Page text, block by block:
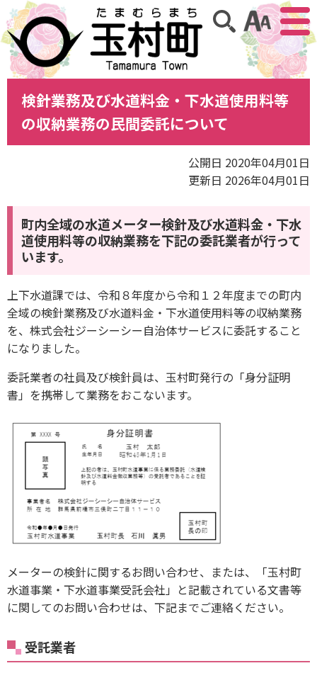
アクセ
サイト内検索
検針業務及び水道料金・下水道使用料等
の収納業務の民間委託について
公開日 2020年04月01日
更新日 2026年04月01日
町内全域の水道メーター検針及び水道料金・下水
道使用料等の収納業務を下記の委託業者が行って
います。
上下水道課では、令和８年度から令和１２年度までの町内
全域の検針業務及び水道料金・下水道使用料等の収納業務
を、株式会社ジーシーシー自治体サービスに委託すること
になりました。
委託業者の社員及び検針員は、玉村町発行の「身分証明
書」を携帯して業務をおこないます。
メーターの検針に関するお問い合わせ、または、「玉村町
水道事業・下水道事業受託会社」と記載されている文書等
に関してのお問い合わせは、下記までご連絡ください。
受託業者